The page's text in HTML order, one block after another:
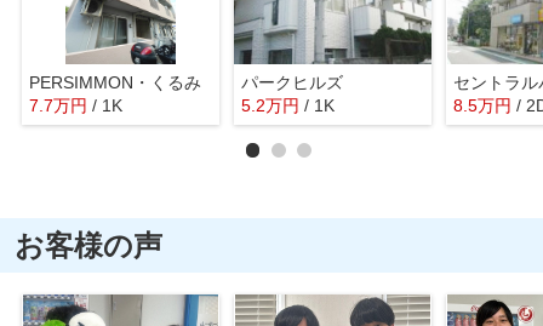
PERSIMMON・くるみ
7.7万円 / 1K
パークヒルズ
5.2万円 / 1K 8.5万円 /
お客様の声